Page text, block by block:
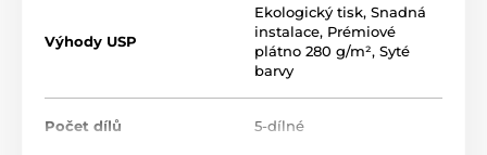
Výhody USP
Ekologický tisk, Snadná
instalace, Prémiové
plátno 280 g/m², Syté
barvy
Počet dílů 5-dílné